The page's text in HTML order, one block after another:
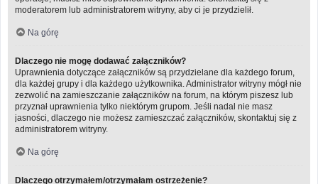
moderatorem lub administratorem witryny, aby ci je przydzielił.
Na górę
Dlaczego nie mogę dodawać załączników?
Uprawnienia dotyczące załączników są przydzielane dla każdego forum,
dla każdej grupy i dla każdego użytkownika. Administrator witryny mógł nie
zezwolić na zamieszczanie załączników na forum, na którym piszesz lub
przyznał uprawnienia tylko niektórym grupom. Jeśli nadal nie masz
jasności, dlaczego nie możesz zamieszczać załączników, skontaktuj się z
administratorem witryny.
Na górę
Dlaczego otrzymałem/otrzymałam ostrzeżenie?